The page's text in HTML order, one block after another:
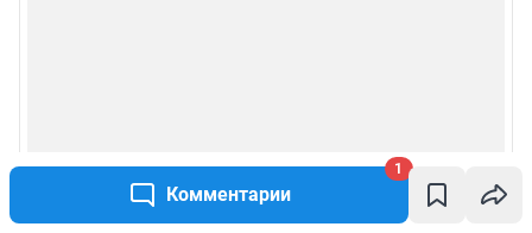
Комментарии
1